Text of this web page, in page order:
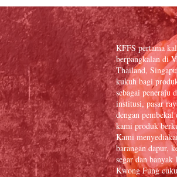
KFFS pertama
berpangkalan di
Thailand,
kukuh bagi
sebagai peneraju
institusi, pasar
dengan
kami produk
Kami
barangan dapur,
segar dan
Kwong Fung